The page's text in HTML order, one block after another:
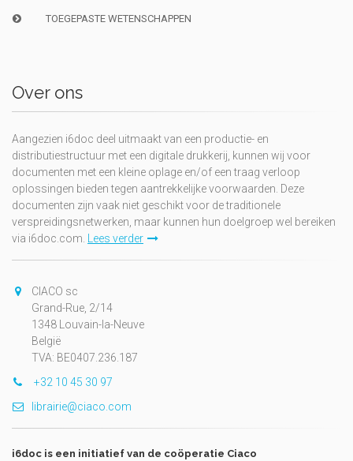
TOEGEPASTE WETENSCHAPPEN
Over ons
Aangezien i6doc deel uitmaakt van een productie- en
distributiestructuur met een digitale drukkerij, kunnen wij voor
documenten met een kleine oplage en/of een traag verloop
oplossingen bieden tegen aantrekkelijke voorwaarden. Deze
documenten zijn vaak niet geschikt voor de traditionele
verspreidingsnetwerken, maar kunnen hun doelgroep wel bereiken
via i6doc.com. Lees verder
CIACO sc
Grand-Rue, 2/14
1348 Louvain-la-Neuve
België
TVA: BE0407.236.187
+32 10 45 30 97
librairie@ciaco.com
i6doc is een initiatief van de coöperatie Ciaco